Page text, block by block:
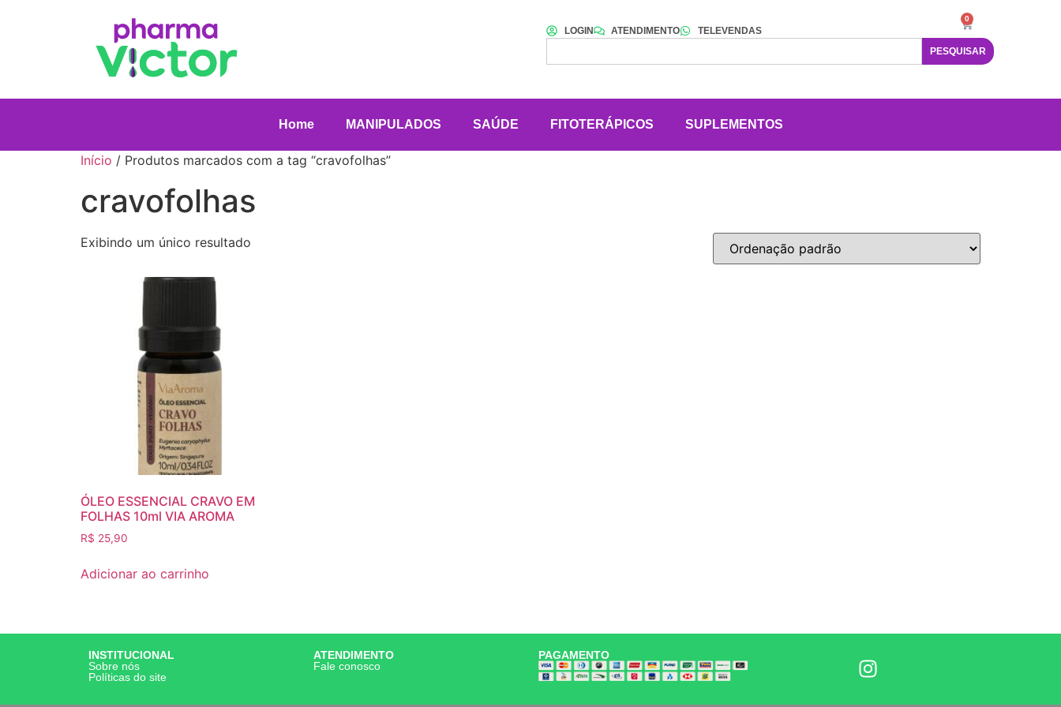
LOGIN ATENDIMENTO
TELEVENDAS
PESQUISAR
0
Home MANIPULADOS SAÚDE FITOTERÁPICOS SUPLEMENTOS
Início / Produtos marcados com a tag “cravofolhas”
cravofolhas
Exibindo um único resultado
ÓLEO ESSENCIAL CRAVO EM
FOLHAS 10ml VIA AROMA
R$ 25,90
Adicionar ao carrinho
INSTITUCIONAL
Sobre nós
Políticas do site
ATENDIMENTO
Fale conosco
PAGAMENTO